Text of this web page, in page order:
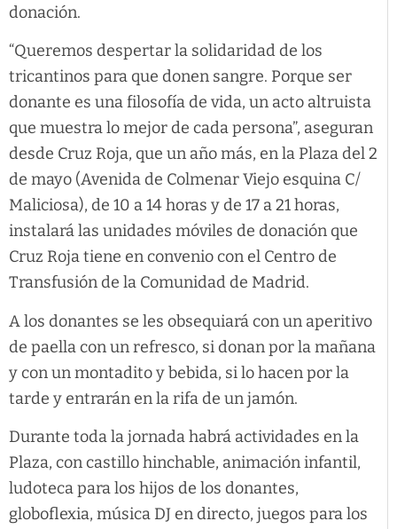
donación.
“Queremos despertar la solidaridad de los
tricantinos para que donen sangre. Porque ser
donante es una filosofía de vida, un acto altruista
que muestra lo mejor de cada persona”, aseguran
desde Cruz Roja, que un año más, en la Plaza del 2
de mayo (Avenida de Colmenar Viejo esquina C/
Maliciosa), de 10 a 14 horas y de 17 a 21 horas,
instalará las unidades móviles de donación que
Cruz Roja tiene en convenio con el Centro de
Transfusión de la Comunidad de Madrid.
A los donantes se les obsequiará con un aperitivo
de paella con un refresco, si donan por la mañana
y con un montadito y bebida, si lo hacen por la
tarde y entrarán en la rifa de un jamón.
Durante toda la jornada habrá actividades en la
Plaza, con castillo hinchable, animación infantil,
ludoteca para los hijos de los donantes,
globoflexia, música DJ en directo, juegos para los